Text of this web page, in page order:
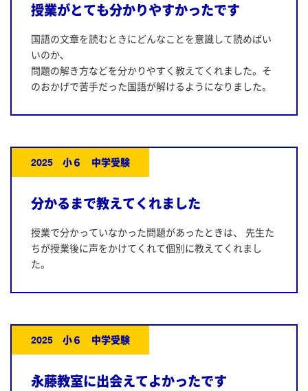
授業がとても分かりやすかったです
国語の文章を読むときにどんなことを意識して読めばい
いのか、
問題の解き方などを分かりやすく教えてくれました。そ
のおかげで苦手だった国語が解けるようになりました。
2025 小６ 中学受験
分かるまで教えてくれました
授業で分かっていなかった問題があったときは、 先生た
ちが授業後に声をかけてくれて個別に教えてくれまし
た。
2025 小６ 中学受験
永藤教室に出会えてよかったです